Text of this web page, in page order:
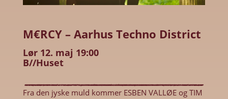
M€RCY – Aarhus Techno District
Lør 12. maj 19:00
B//Huset
Fra den jyske muld kommer ESBEN VALLØE og TIM